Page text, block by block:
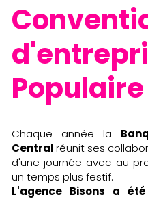
Populaire
Chaque année la
Central réunit ses
d'une journée avec au
un temps plus festif.
L'agence Bisons a